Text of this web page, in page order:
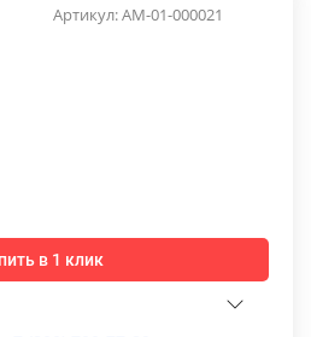
Артикул:AM-01-000021
в 1 клик